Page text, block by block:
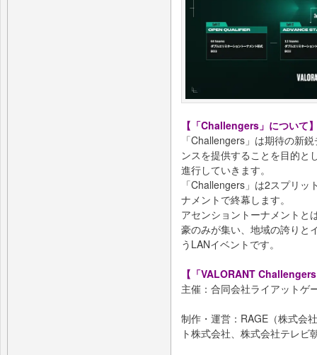
【「Challengers」について
「Challengers」は期待の新
ンスを提供することを目的と
進行していきます。
「Challengers」は2スプリ
ナメントで終幕します。
アセンショントーナメントと
豪のみが集い、地域の誇りと
うLANイベントです。
【「VALORANT
主催：合同会社ライアットゲ
制作・運営：RAGE（株式会
ト株式会社、株式会社テレビ